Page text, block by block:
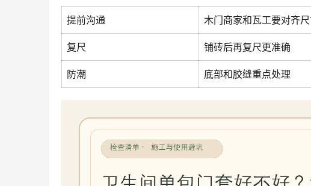
提前沟通 木门商家和瓦工要对齐
复尺 铺砖后再复尺更准确
防潮 底部和胶缝重点处理